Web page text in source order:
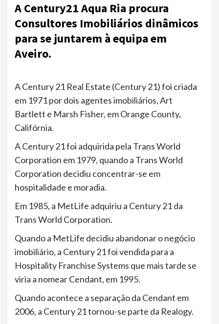
A Century21 Aqua Ria procura
Consultores Imobiliários dinâmicos
para se juntarem à equipa em
Aveiro.
A Century 21 Real Estate (Century 21) foi criada
em 1971 por dois agentes imobiliários, Art
Bartlett e Marsh Fisher, em Orange County,
Califórnia.
A Century 21 foi adquirida pela Trans World
Corporation em 1979, quando a Trans World
Corporation decidiu concentrar-se em
hospitalidade e moradia.
Em 1985, a MetLife adquiriu a Century 21 da
Trans World Corporation.
Quando a MetLife decidiu abandonar o negócio
imobiliário, a Century 21 foi vendida para a
Hospitality Franchise Systems que mais tarde se
viria a nomear Cendant, em 1995.
Quando acontece a separação da Cendant em
2006, a Century 21 tornou-se parte da Realogy.